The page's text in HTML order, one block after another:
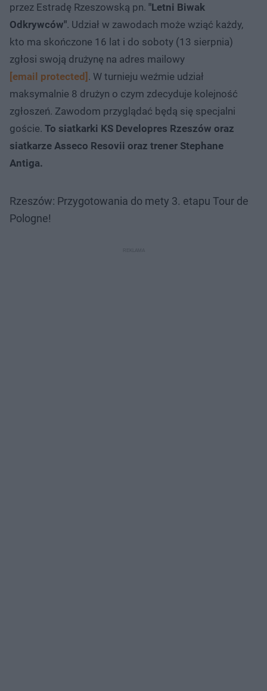
przez Estradę Rzeszowską pn. "Letni Biwak
Odkrywców". Udział w zawodach może wziąć każdy,
kto ma skończone 16 lat i do soboty (13 sierpnia)
zgłosi swoją drużynę na adres mailowy
[email protected] . W turnieju weźmie udział
maksymalnie 8 drużyn o czym zdecyduje kolejność
zgłoszeń. Zawodom przyglądać będą się specjalni
goście. To siatkarki KS Developres Rzeszów oraz
siatkarze Asseco Resovii oraz trener Stephane
Antiga.
Rzeszów: Przygotowania do mety 3. etapu Tour de
Pologne!